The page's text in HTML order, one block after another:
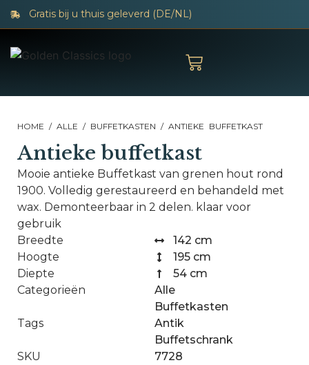
Gratis bij u thuis geleverd (DE/NL)
HOME / ALLE / BUFFETKASTEN / ANTIEKE BUFFETKAST
Antieke buffetkast
Mooie antieke Buffetkast van grenen hout rond
1900. Volledig gerestaureerd en behandeld met
wax. Demonteerbaar in 2 delen. klaar voor
gebruik
Breedte
142 cm
Hoogte
195 cm
Diepte
54 cm
Categorieën
Alle
Buffetkasten
Tags
Antik
Buffetschrank
SKU
7728